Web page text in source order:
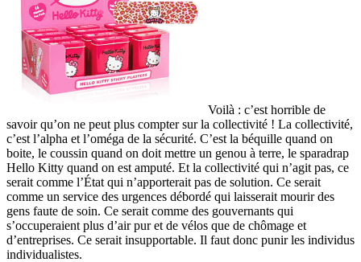
Voilà : c’est horrible de
savoir qu’on ne peut plus compter sur la collectivité ! La collectivité,
c’est l’alpha et l’oméga de la sécurité. C’est la béquille quand on
boite, le coussin quand on doit mettre un genou à terre, le sparadrap
Hello Kitty quand on est amputé. Et la collectivité qui n’agit pas, ce
serait comme l’État qui n’apporterait pas de solution. Ce serait
comme un service des urgences débordé qui laisserait mourir des
gens faute de soin. Ce serait comme des gouvernants qui
s’occuperaient plus d’air pur et de vélos que de chômage et
d’entreprises. Ce serait insupportable. Il faut donc punir les individus
individualistes.